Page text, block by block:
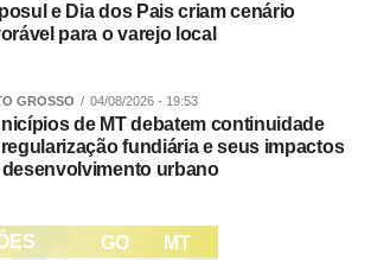
e Dia dos Pais criam cenário
para o varejo local
GROSSO 04/08/2026 - 19:53
de MT debatem continuidade
fundiária e seus impactos
desenvolvimento urbano